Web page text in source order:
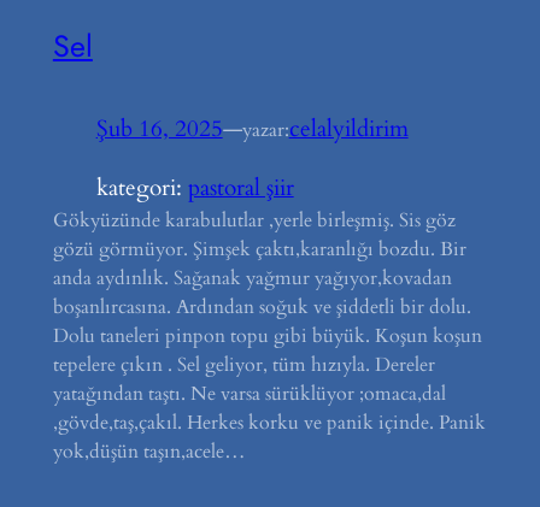
Sel
Şub 16, 2025—yazar:celalyildirim
kategori: pastoral şiir
Gökyüzünde karabulutlar ,yerle birleşmiş. Sis göz
gözü görmüyor. Şimşek çaktı,karanlığı bozdu. Bir
anda aydınlık. Sağanak yağmur yağıyor,kovadan
boşanlırcasına. Ardından soğuk ve şiddetli bir dolu.
Dolu taneleri pinpon topu gibi büyük. Koşun koşun
tepelere çıkın . Sel geliyor, tüm hızıyla. Dereler
yatağından taştı. Ne varsa sürüklüyor ;omaca,dal
,gövde,taş,çakıl. Herkes korku ve panik içinde. Panik
yok,düşün taşın,acele…